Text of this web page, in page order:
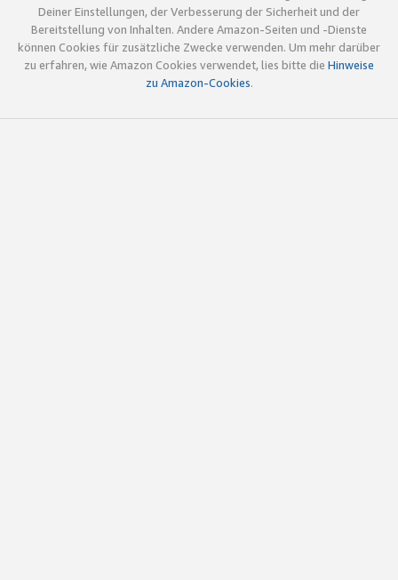
Deiner Einstellungen, der Verbesserung der Sicherheit und der
Bereitstellung von Inhalten. Andere Amazon-Seiten und -Dienste
können Cookies für zusätzliche Zwecke verwenden. Um mehr darüber
zu erfahren, wie Amazon Cookies verwendet, lies bitte die Hinweise
zu Amazon-Cookies.